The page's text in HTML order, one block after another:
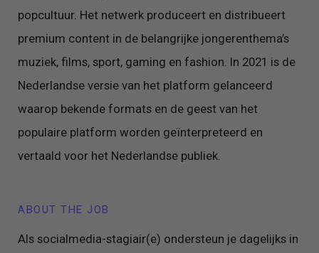
popcultuur. Het netwerk produceert en distribueert
premium content in de belangrijke jongerenthema’s
muziek, films, sport, gaming en fashion. In 2021 is de
Nederlandse versie van het platform gelanceerd
waarop bekende formats en de geest van het
populaire platform worden geïnterpreteerd en
vertaald voor het Nederlandse publiek.
ABOUT THE JOB
Als socialmedia-stagiair(e) ondersteun je dagelijks in